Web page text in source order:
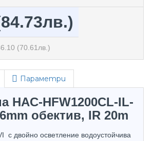
(70.61лв.)
Параметри
HAC-HFW1200CL-IL-
обектив, IR 20m
с двойно осветление водоустойчива